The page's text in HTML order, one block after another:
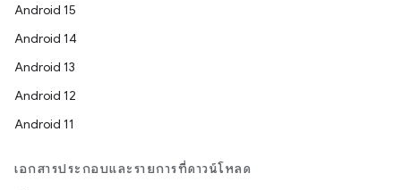
Android 15
Android 14
Android 13
Android 12
Android 11
เอกสารประกอบและรายการที่ดาวน์โหลด